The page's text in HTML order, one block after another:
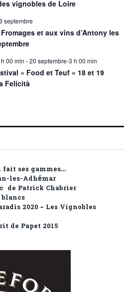
vignobles de Loire
septembre
et aux vins d’Antony les
00 min -20 septembre-3 h 00 min
« Food et Teuf » 18 et 19
Felicità
fait ses gammes…
les-Adhémar
de Patrick Chabrier
blancs
2020 – Les Vignobles
de Papet 2015